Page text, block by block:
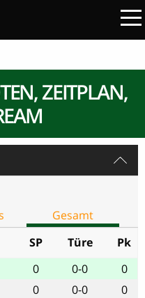
ZEITPLAN,
Gesamt
SP
Türe
Pk
0 0-0
0
0 0-0
0